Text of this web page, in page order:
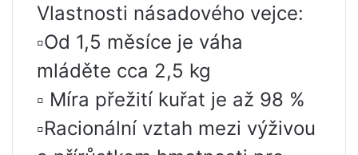
Vlastnosti násadového vejce:
▫️Od 1,5 měsíce je váha
mláděte cca 2,5 kg
▫️ Míra přežití kuřat je až 98 %
▫️Racionální vztah mezi výživou